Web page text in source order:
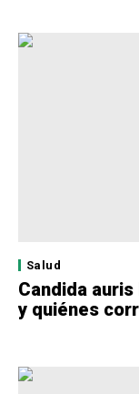
Salud
Candida
y quiénes